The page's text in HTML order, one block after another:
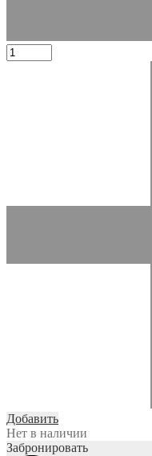
Добавить
Нет в наличии
Забронировать